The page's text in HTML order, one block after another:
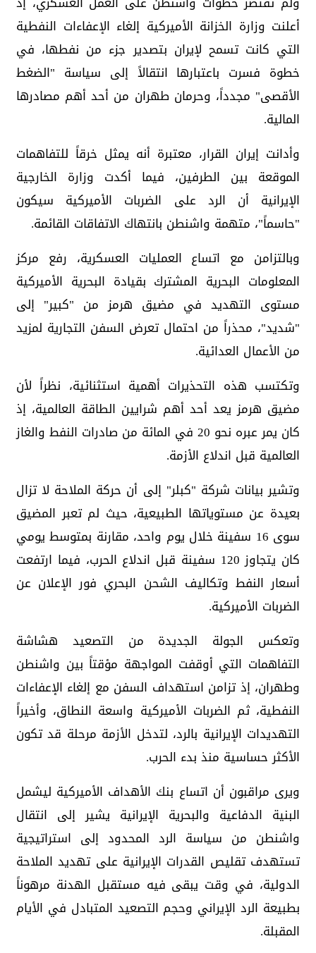
أعلنت وزارة الخزانة الأميركية إلغاء الإعفاءات النفطية
التي كانت تسمح لإيران بتصدير جزء من نفطها، في
خطوة فسرت باعتبارها انتقالاً إلى سياسة "الضغط
الأقصى" مجدداً، وحرمان طهران من أحد أهم مصادرها
المالية.
وأدانت إيران القرار، معتبرة أنه يمثل خرقاً للتفاهمات
الموقعة بين الطرفين، فيما أكدت وزارة الخارجية
الإيرانية أن الرد على الضربات الأميركية سيكون
"حاسماً"، متهمة واشنطن بانتهاك الاتفاقات القائمة.
وبالتزامن مع اتساع العمليات العسكرية، رفع مركز
المعلومات البحرية المشترك بقيادة البحرية الأميركية
مستوى التهديد في مضيق هرمز من "كبير" إلى
"شديد"، محذراً من احتمال تعرض السفن التجارية لمزيد
من الأعمال العدائية.
وتكتسب هذه التحذيرات أهمية استثنائية، نظراً لأن
مضيق هرمز يعد أحد أهم شرايين الطاقة العالمية، إذ
كان يمر عبره نحو 20 في المائة من صادرات النفط والغاز
العالمية قبل اندلاع الأزمة.
وتشير بيانات شركة "كبلر" إلى أن حركة الملاحة لا تزال
بعيدة عن مستوياتها الطبيعية، حيث لم تعبر المضيق
سوى 16 سفينة خلال يوم واحد، مقارنة بمتوسط يومي
كان يتجاوز 120 سفينة قبل اندلاع الحرب، فيما ارتفعت
أسعار النفط وتكاليف الشحن البحري فور الإعلان عن
الضربات الأميركية.
وتعكس الجولة الجديدة من التصعيد هشاشة
التفاهمات التي أوقفت المواجهة مؤقتاً بين واشنطن
وطهران، إذ تزامن استهداف السفن مع إلغاء الإعفاءات
النفطية، ثم الضربات الأميركية واسعة النطاق، وأخيراً
التهديدات الإيرانية بالرد، لتدخل الأزمة مرحلة قد تكون
الأكثر حساسية منذ بدء الحرب.
ويرى مراقبون أن اتساع بنك الأهداف الأميركية ليشمل
البنية الدفاعية والبحرية الإيرانية يشير إلى انتقال
واشنطن من سياسة الرد المحدود إلى استراتيجية
تستهدف تقليص القدرات الإيرانية على تهديد الملاحة
الدولية، في وقت يبقى فيه مستقبل الهدنة مرهوناً
بطبيعة الرد الإيراني وحجم التصعيد المتبادل في الأيام
المقبلة.